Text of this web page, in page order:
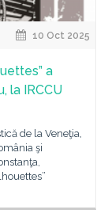
10 Oct 2025
a
la IRCCU
de la Veneţia,
şi